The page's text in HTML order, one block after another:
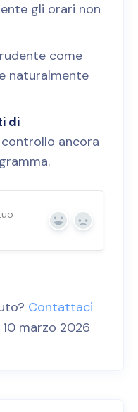
gli orari non
come
naturalmente
di
ancora
Sì No
Contattaci
marzo 2026